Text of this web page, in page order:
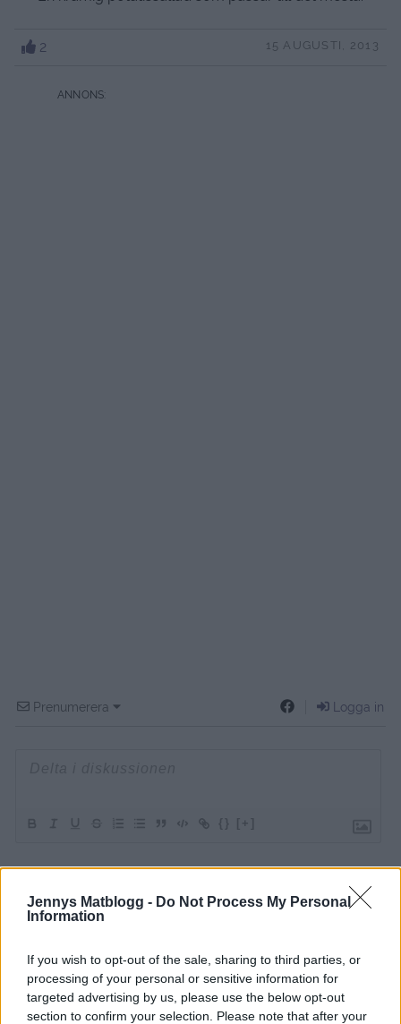
Jennys Matblogg - Do Not Process My Personal
Information
If you wish to opt-out of the sale, sharing to third parties, or
processing of your personal or sensitive information for
targeted advertising by us, please use the below opt-out
section to confirm your selection. Please note that after your
2 15 AUGUSTI, 2013
Prenumerera Logga in
{} [+]
COMMENTS
äldsta
Sanna
11 år sedan